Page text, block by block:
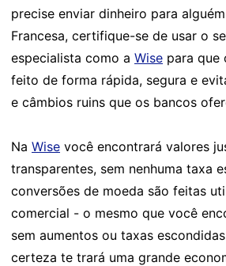
precise enviar dinheiro para
Francesa, certifique-se de usar o
especialista como a Wise para que
feito de forma rápida, segura e
e câmbios ruins que os bancos
Na Wise você encontrará valores
transparentes, sem nenhuma taxa
conversões de moeda são feitas
comercial - o mesmo que você
sem aumentos ou taxas
certeza te trará uma grande